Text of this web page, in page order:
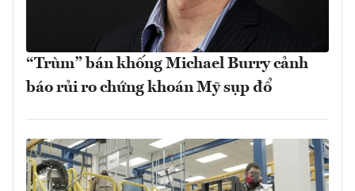
“Trùm” bán khống Michael Burry cảnh
báo rủi ro chứng khoán Mỹ sụp đổ